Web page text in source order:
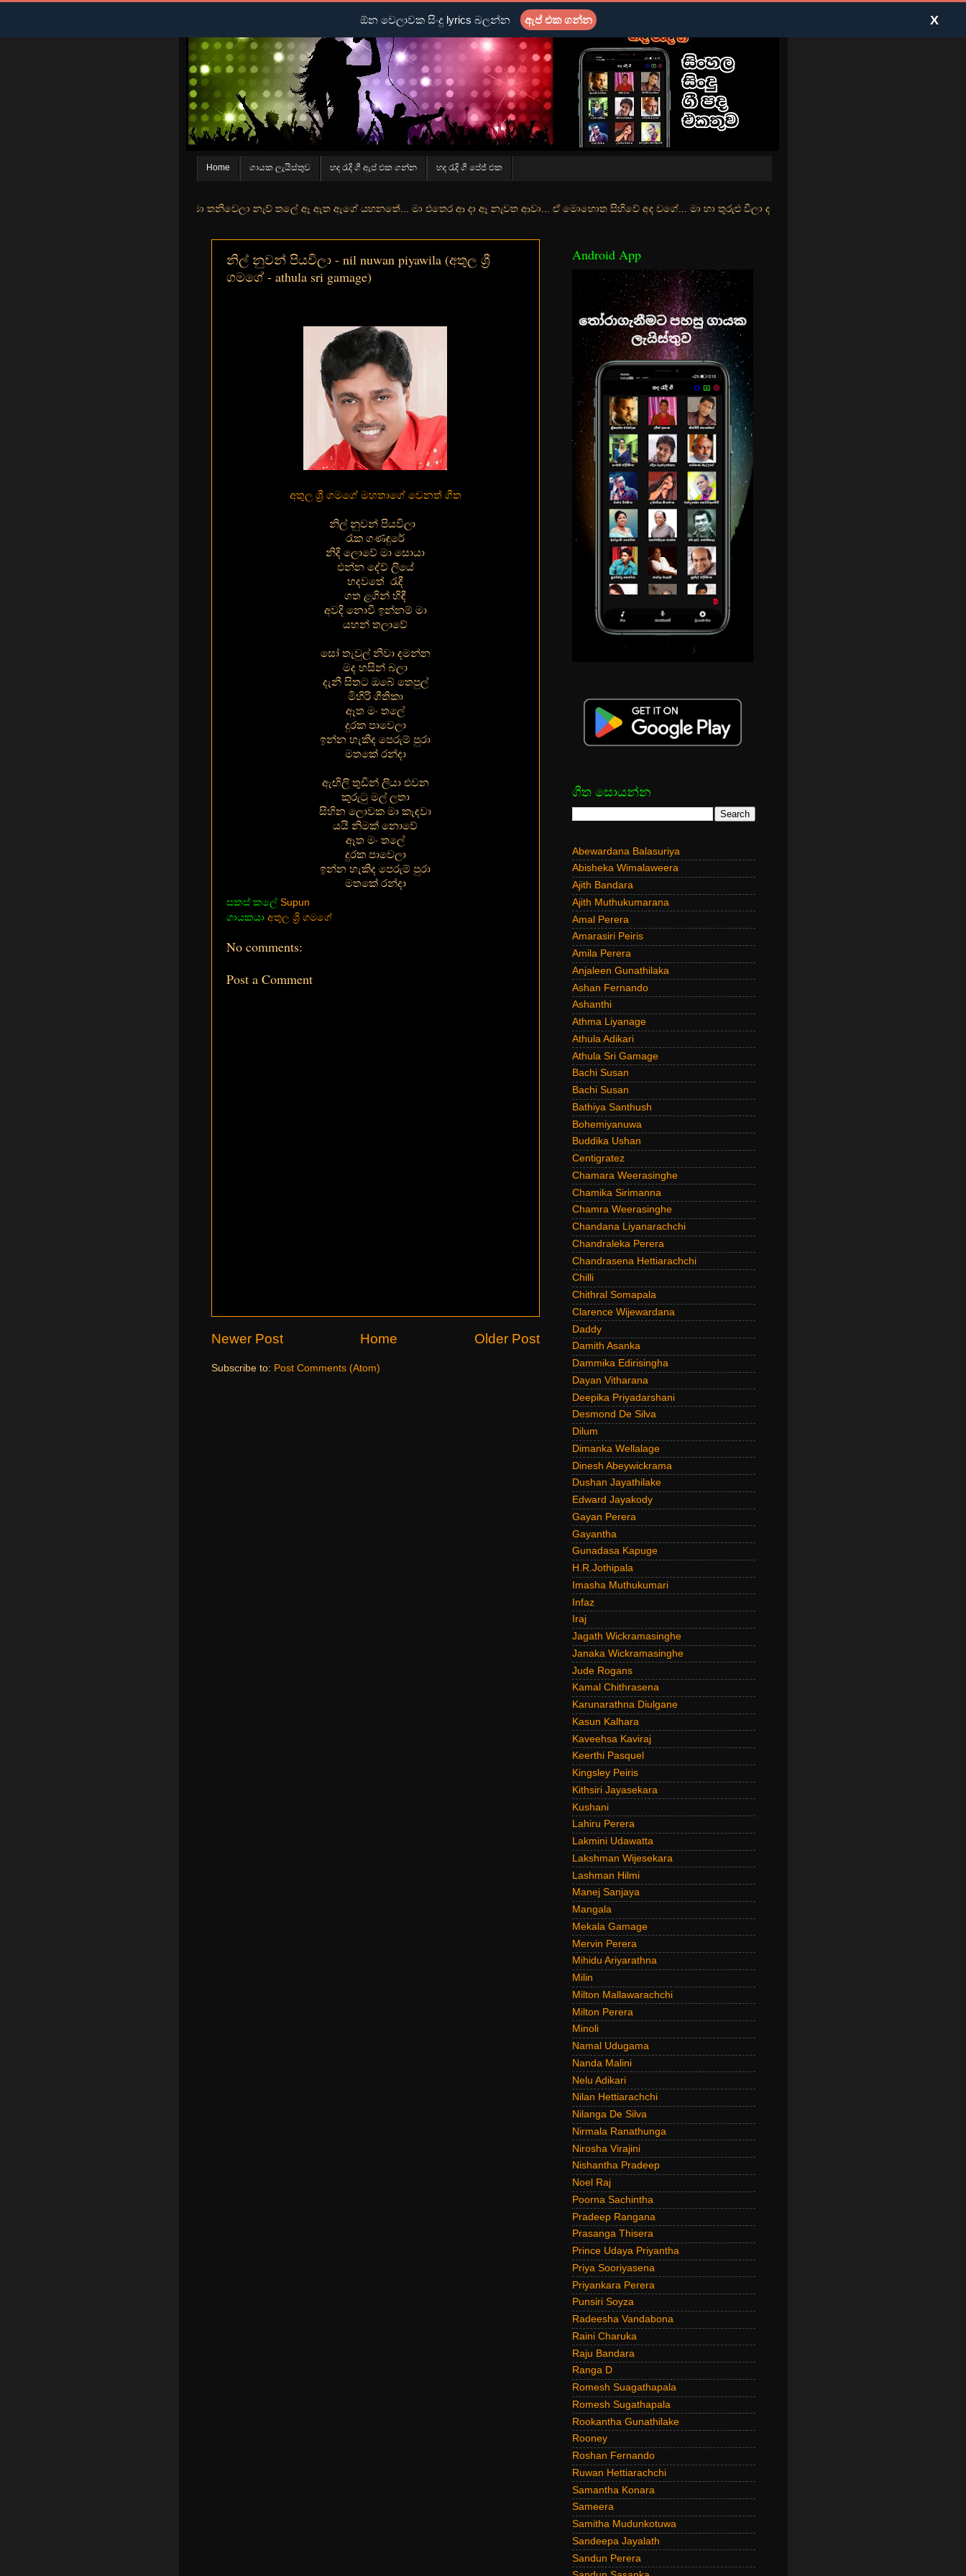
Home ගායක ලැයිස්තුව හද රැදි ගී ඇප් එක ගන්න හද රැදි ගී පේජ් එක
තීරේ ගල් මල් පිපුන යායේ මා තනිවෙලා නැව් තලේ ඈ ඇත ඇගේ යහනතේ... මා එතෙර ආ දා ඈ නැවත ආවා... ඒ මොහොත සිහිවේ අද වගේ... මා හා තුරුළු වීලා දෑසේ කදුළු බීලා රහසේ සුසුම් ලෑ හඩ ඇසේ... නිල්වන්
නිල් නුවන් පියවිලා - nil nuwan piyawila (අතුල ශ්‍රී
ගමගේ - athula sri gamage)
අතුල ශ්‍රී ගමගේ මහතාගේ වෙනත් ගීත
නිල් නුවන් පියවිලා
රෑක ගණඳුරේ
නිදි ලොවේ මා සොයා
එන්න දේව් ලියේ
හදවතේ රැඳී
ගත ළගින් හිඳී
අවදි නොවී ඉන්නම් මා
යහන් තලාවේ
සෝ තැවුල් නිවා දමන්න
මද හසින් බලා
දැනී සිතට ඔබේ තෙපුල්
මිහිරි ගීතිකා
ඈත මං තලේ
දුරක පාවෙලා
ඉන්න හැකිද පෙරුම් පුරා
මතකේ රන්දා
ඇඟිලි තුඩින් ලියා එවන
කුරුටු මල් ලතා
සිහින ලොවක මා කැඳවා
යයි නිමක් නොවේ
ඈත මං තලේ
දුරක පාවෙලා
ඉන්න හැකිද පෙරුම් පුරා
මතකේ රන්දා
සකස් කලේ Supun
ගායකයා අතුල ශ්‍රි ගමගේ
No comments:
Post a Comment
Newer Post Older Post
Home
Subscribe to: Post Comments (Atom)
Android App
ගීත සොයන්න
Abewardana Balasuriya
Abisheka Wimalaweera
Ajith Bandara
Ajith Muthukumarana
Amal Perera
Amarasiri Peiris
Amila Perera
Anjaleen Gunathilaka
Ashan Fernando
Ashanthi
Athma Liyanage
Athula Adikari
Athula Sri Gamage
Bachi Susan
Bachi Susan
Bathiya Santhush
Bohemiyanuwa
Buddika Ushan
Centigratez
Chamara Weerasinghe
Chamika Sirimanna
Chamra Weerasinghe
Chandana Liyanarachchi
Chandraleka Perera
Chandrasena Hettiarachchi
Chilli
Chithral Somapala
Clarence Wijewardana
Daddy
Damith Asanka
Dammika Edirisingha
Dayan Vitharana
Deepika Priyadarshani
Desmond De Silva
Dilum
Dimanka Wellalage
Dinesh Abeywickrama
Dushan Jayathilake
Edward Jayakody
Gayan Perera
Gayantha
Gunadasa Kapuge
H.R.Jothipala
Imasha Muthukumari
Infaz
Iraj
Jagath Wickramasinghe
Janaka Wickramasinghe
Jude Rogans
Kamal Chithrasena
Karunarathna Diulgane
Kasun Kalhara
Kaveehsa Kaviraj
Keerthi Pasquel
Kingsley Peiris
Kithsiri Jayasekara
Kushani
Lahiru Perera
Lakmini Udawatta
Lakshman Wijesekara
Lashman Hilmi
Manej Sanjaya
Mangala
Mekala Gamage
Mervin Perera
Mihidu Ariyarathna
Milin
Milton Mallawarachchi
Milton Perera
Minoli
Namal Udugama
Nanda Malini
Nelu Adikari
Nilan Hettiarachchi
Nilanga De Silva
Nirmala Ranathunga
Nirosha Virajini
Nishantha Pradeep
Noel Raj
Poorna Sachintha
Pradeep Rangana
Prasanga Thisera
Prince Udaya Priyantha
Priya Sooriyasena
Priyankara Perera
Punsiri Soyza
Radeesha Vandabona
Raini Charuka
Raju Bandara
Ranga D
Romesh Suagathapala
Romesh Sugathapala
Rookantha Gunathilake
Rooney
Roshan Fernando
Ruwan Hettiarachchi
Samantha Konara
Sameera
Samitha Mudunkotuwa
Sandeepa Jayalath
Sandun Perera
ඕන වෙලාවක සිංදු lyrics බලන්න ඇප් එක ගන්න X